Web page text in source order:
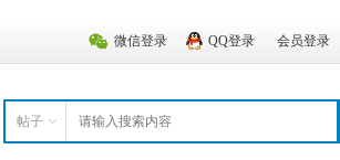
微信登录 QQ登录 会员登录
帖子